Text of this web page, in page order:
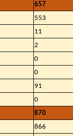
657
553
11
2
0
0
91
0
870
866